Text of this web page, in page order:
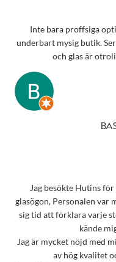
Inte bara proffsiga
underbart mysig butik.
och glas är
Jag besökte Hutins
glasögon, Personalen var
sig tid att förklara varje
kände
Jag är mycket nöjd med
av hög kvalitet